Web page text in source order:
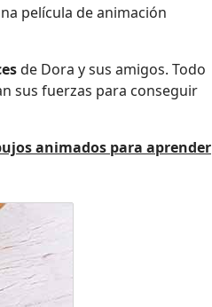
película de animación
de Dora y sus amigos. Todo
sus fuerzas para conseguir
animados para aprender